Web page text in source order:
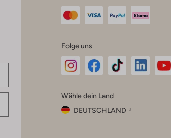
Folge uns
Instagram
Facebook
TikTok
Wähle dein Land
DEUTSCHLAND